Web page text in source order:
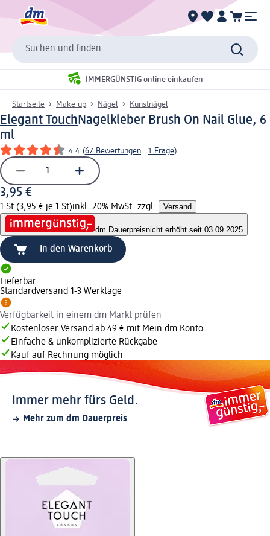
Suchen und finden
IMMERGÜNSTIG online einkaufen
Startseite Make-up Nägel Kunstnägel
Elegant TouchNagelkleber Brush On Nail Glue, 6
ml
4.4 (67 Bewertungen 1 Frage)
3,95 €
1 St (3,95 € je 1 St)inkl. 20% MwSt. zzgl. Versand
dm Dauerpreisnicht erhöht seit 03.09.2025
In den Warenkorb
Lieferbar
Standardversand 1-3 Werktage
Verfügbarkeit in einem dm Markt prüfen
Kostenloser Versand ab 49 € mit Mein dm Konto
Einfache & unkomplizierte Rückgabe
Kauf auf Rechnung möglich
Immer mehr fürs Geld.
Mehr zum dm Dauerpreis